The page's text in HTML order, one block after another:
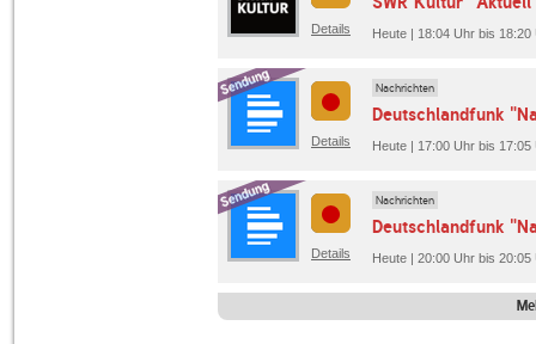
Details Heute | 18:04 Uhr bis 18:20
Details
Nachrichten
Deutschlandfunk
Heute | 17:00 Uhr bis
Details
Nachrichten
Deutschlandfunk
Heute | 20:00 Uhr bis